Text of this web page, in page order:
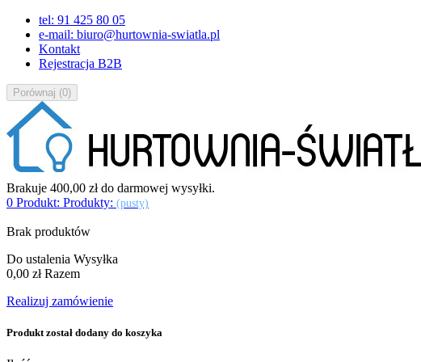
tel: 91 425 80 05
e-mail: biuro@hurtownia-swiatla.pl
Kontakt
Rejestracja B2B
Porównaj (0)
Brakuje 400,00 złdo darmowej wysyłki.
0 Produkt: Produkty: (pusty)
Brak produktów
Do ustalenia Wysyłka
0,00 zł Razem
Realizuj zamówienie
Produkt został dodany do koszyka